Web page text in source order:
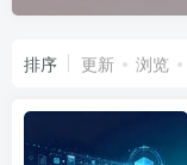
排序 更新 浏览